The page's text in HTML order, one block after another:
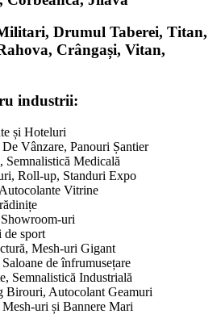
Drumul Taberei, Titan,
Crângași, Vitan,
industrii:
și Hoteluri
Vânzare, Panouri Șantier
Semnalistică Medicală
Roll-up, Standuri Expo
Vitrine
uri
de sport
Mesh-uri Gigant
de înfrumusețare
Semnalistică Industrială
Birouri, Autocolant Geamuri
uri și Bannere Mari